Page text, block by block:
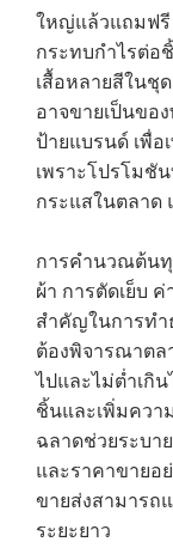
ใหญ่แล้วแถมฟรี
กระทบกำไรต่อ
เสื้อหลายสีในชุ
อาจขายเป็นขอ
ป้ายแบรนด์ เพื่
เพราะโปรโมชั
กระแสในตลาด
การคำนวณต้นทุ
ผ้า การตัดเย็บ
สำคัญในการทำ
ต้องพิจารณาตล
ไปและไม่ต่ำเกิ
ชิ้นและเพิ่มควา
ฉลาดช่วยระบา
และราคาขายอ
ขายส่งสามารถ
ระยะยาว